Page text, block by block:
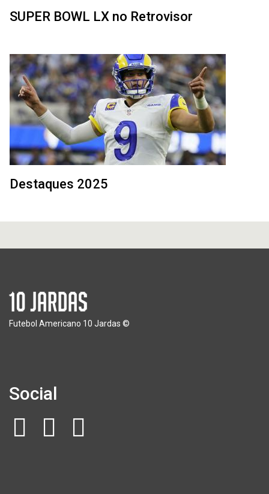
SUPER BOWL LX no Retrovisor
Destaques 2025
Futebol Americano 10 Jardas ©
Social